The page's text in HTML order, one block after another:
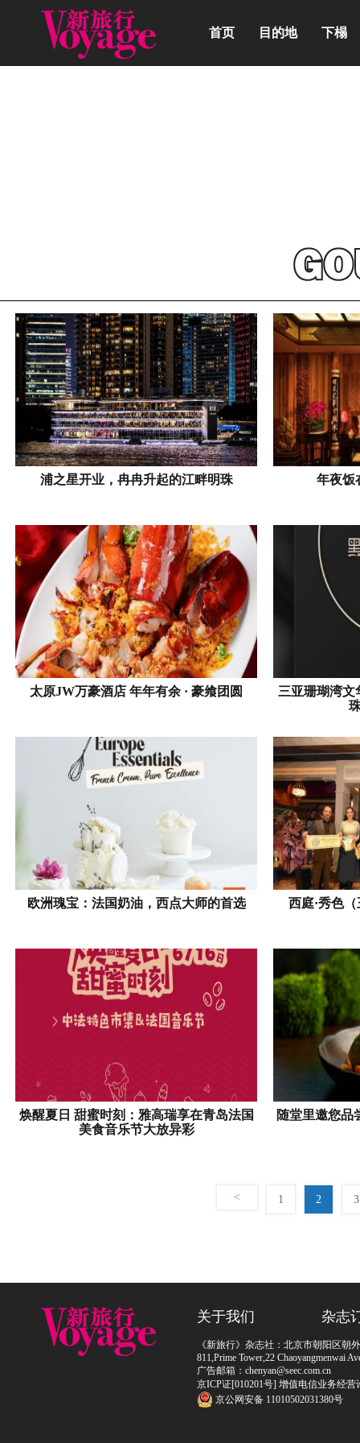
首页 目的地 下榻
浦之星开业，冉冉升起的江畔明珠 年夜饭
太原JW万豪酒店 年年有余 · 豪飨团圆
三亚珊瑚湾文
欧洲瑰宝：法国奶油，西点大师的首选 西庭·秀色
焕醒夏日 甜蜜时刻：雅高瑞享在青岛法国
美食音乐节大放异彩
随堂里邀您品
< 1 2 3
关于我们 杂志
《新旅行》杂志社：北京市朝阳区朝
811,Prime Tower,22 Chaoyangmenwai
广告邮箱：chenyan@seec.com.cn
京ICP证[010201号] 增值电信业务经
京公网安备 11010502031380号